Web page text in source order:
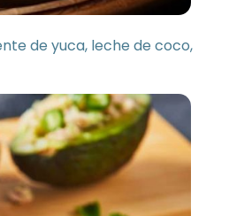
de yuca, leche de coco,